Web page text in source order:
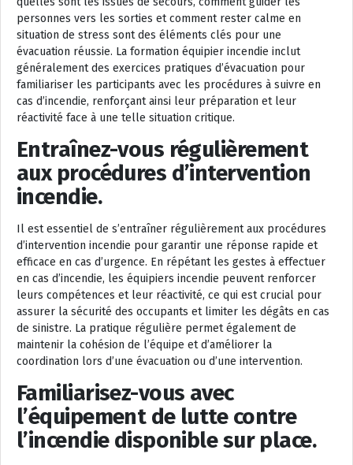
personnes vers les sorties et comment rester calme en
situation de stress sont des éléments clés pour une
évacuation réussie. La formation équipier incendie inclut
généralement des exercices pratiques d’évacuation pour
familiariser les participants avec les procédures à suivre en
cas d’incendie, renforçant ainsi leur préparation et leur
réactivité face à une telle situation critique.
Entraînez-vous régulièrement
aux procédures d’intervention
incendie.
Il est essentiel de s’entraîner régulièrement aux procédures
d’intervention incendie pour garantir une réponse rapide et
efficace en cas d’urgence. En répétant les gestes à effectuer
en cas d’incendie, les équipiers incendie peuvent renforcer
leurs compétences et leur réactivité, ce qui est crucial pour
assurer la sécurité des occupants et limiter les dégâts en cas
de sinistre. La pratique régulière permet également de
maintenir la cohésion de l’équipe et d’améliorer la
coordination lors d’une évacuation ou d’une intervention.
Familiarisez-vous avec
l’équipement de lutte contre
l’incendie disponible sur place.